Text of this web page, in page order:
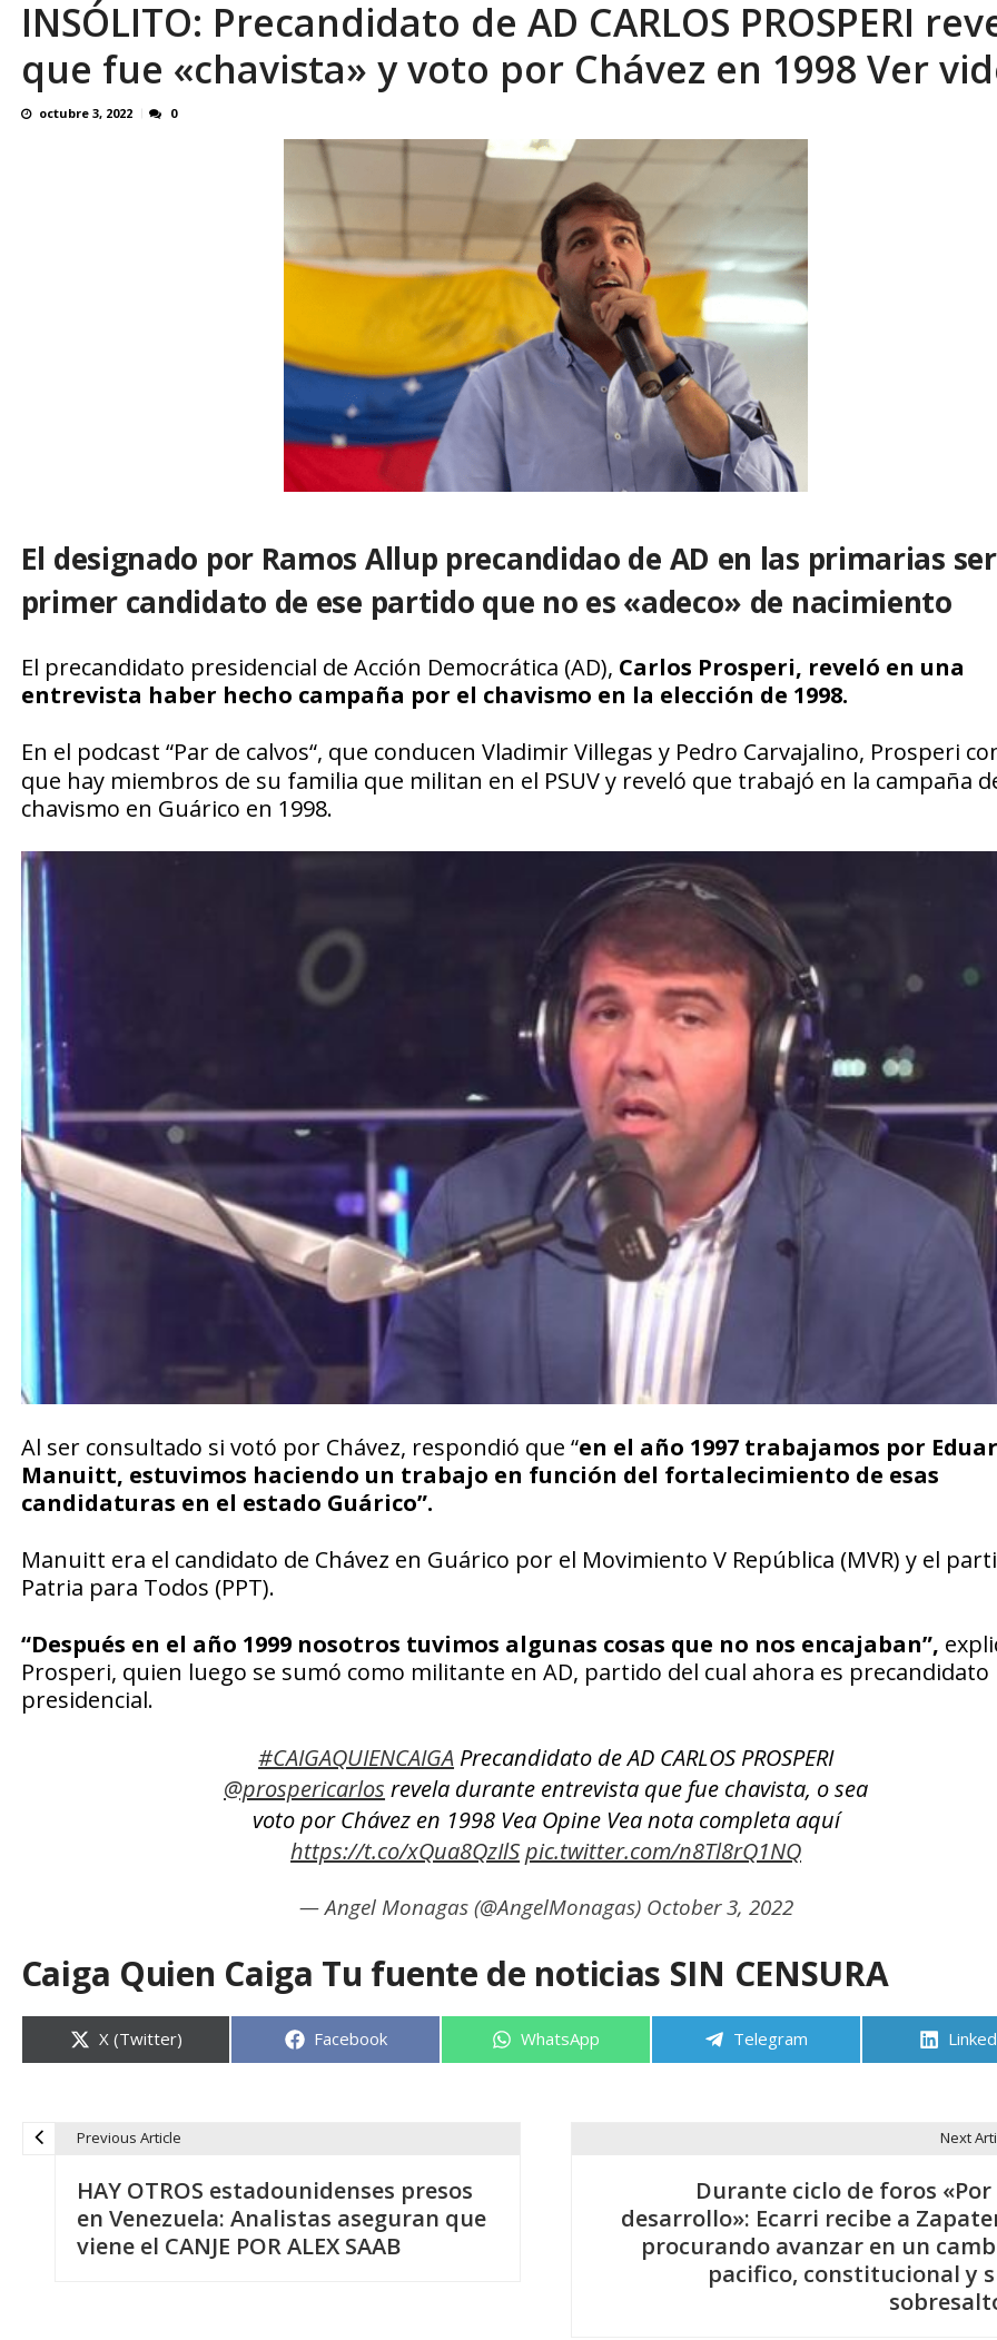
¿QUE PROTEGES TU? Por: Miguel Ángel León R AGOSTO 8, 2026
INSÓLITO: Precandidato de AD CARLOS PROSPERI
que fue «chavista» y voto por Chávez en 1998 Ver
octubre 3, 2022 0
El designado por Ramos Allup precandidao de AD en las primarias
primer candidato de ese partido que no es «adeco» de nacimiento
El precandidato presidencial de Acción Democrática (AD), Carlos Prosperi, reveló en una
entrevista haber hecho campaña por el chavismo en la elección de 1998.
En el podcast “Par de calvos“, que conducen Vladimir Villegas y Pedro Carvajalino, Prosperi
que hay miembros de su familia que militan en el PSUV y reveló que trabajó en la campaña
chavismo en Guárico en 1998.
Al ser consultado si votó por Chávez, respondió que “en el año 1997 trabajamos por
Manuitt, estuvimos haciendo un trabajo en función del fortalecimiento de esas
candidaturas en el estado Guárico”.
Manuitt era el candidato de Chávez en Guárico por el Movimiento V República (MVR) y el
Patria para Todos (PPT).
“Después en el año 1999 nosotros tuvimos algunas cosas que no nos encajaban”,
Prosperi, quien luego se sumó como militante en AD, partido del cual ahora es precandidato
presidencial.
#CAIGAQUIENCAIGA Precandidato de AD CARLOS PROSPERI
@prospericarlos revela durante entrevista que fue chavista, o sea
voto por Chávez en 1998 Vea Opine Vea nota completa aquí
https://t.co/xQua8QzIlSpic.twitter.com/n8Tl8rQ1NQ
— Angel Monagas (@AngelMonagas) October 3, 2022
Caiga Quien Caiga Tu fuente de noticias SIN CENSURA
Compartir
en
X (Twitter) Compartir
Facebook Compartir
WhatsApp Compartir
Telegram
Previous Article
HAY OTROS estadounidenses presos
en Venezuela: Analistas aseguran que
viene el CANJE POR ALEX SAAB
Next
Durante ciclo de foros «Por
desarrollo»: Ecarri recibe a
procurando avanzar en un
pacifico, constitucional y